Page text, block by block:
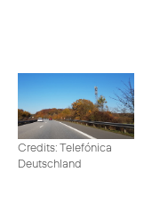
Credits: Telefónica
Deutschland